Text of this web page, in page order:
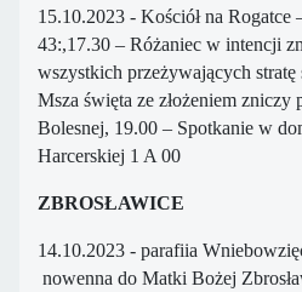
15.10.2023 - Kościół na Rogatce
43:,17.30 – Różaniec w intencji
wszystkich przeżywających
Msza święta ze złożeniem
Bolesnej, 19.00 – Spotkanie w
Harcerskiej 1 A 00
ZBROSŁAWICE
14.10.2023 - parafiia
nowenna do Matki Bożej